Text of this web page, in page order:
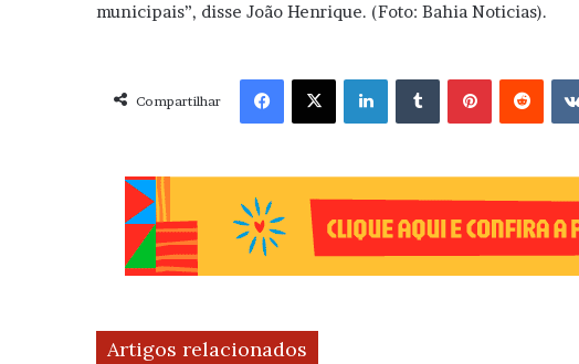
municipais”, disse João Henrique. (Foto: Bahia Noticias).
Compartilhar
Facebook X Linkedin
Artigos relacionados